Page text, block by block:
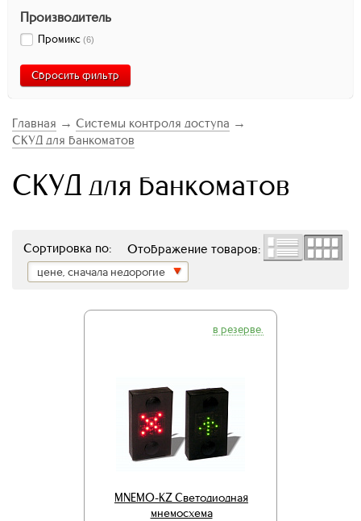
Производитель
Промикс (6)
Сбросить фильтр
Главная → Системы контроля доступа →
СКУД для банкоматов
СКУД для банкоматов
Отображение товаров:
Сортировка по:
цене, сначала недорогие
в резерве.
MNEMO-KZ Светодиодная
мнемосхема